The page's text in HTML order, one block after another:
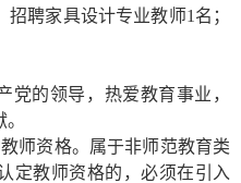
招聘家具设计专业教师1名；
党的领导，热爱教育事业，
师资格。属于非师范教育类
定教师资格的，必须在引入